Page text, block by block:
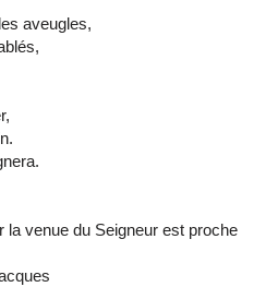
aveugles,
venue du Seigneur est proche